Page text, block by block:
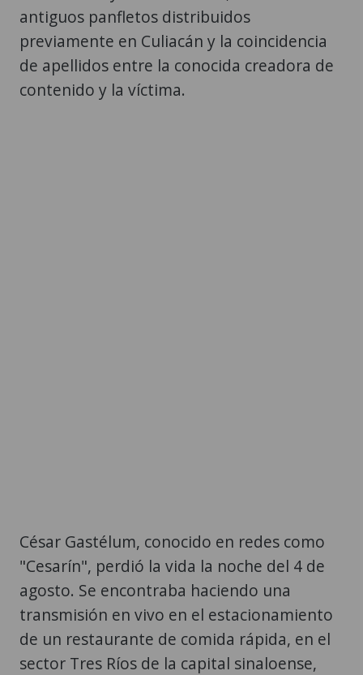
antiguos panfletos distribuidos
previamente en Culiacán y la coincidencia
de apellidos entre la conocida creadora de
contenido y la víctima.
César Gastélum, conocido en redes como
"Cesarín", perdió la vida la noche del 4 de
agosto. Se encontraba haciendo una
transmisión en vivo en el estacionamiento
de un restaurante de comida rápida, en el
sector Tres Ríos de la capital sinaloense,